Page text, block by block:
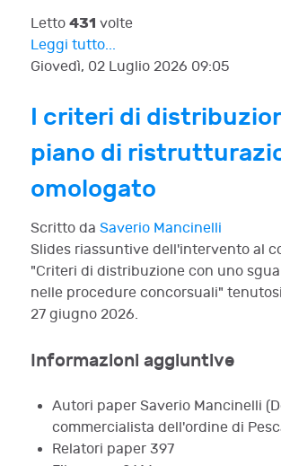
Letto 431 volte
Leggi tutto...
Giovedì, 02 Luglio 2026 09:05
I criteri di
piano di
omologato
Scritto da Saverio Mancinelli
Slides riassuntive dell'intervento al
"Criteri di distribuzione con uno
nelle procedure concorsuali"
27 giugno 2026.
Informazioni aggiuntive
Autori paper Saverio Mancinelli
commercialista dell'ordine di
Relatori paper 397